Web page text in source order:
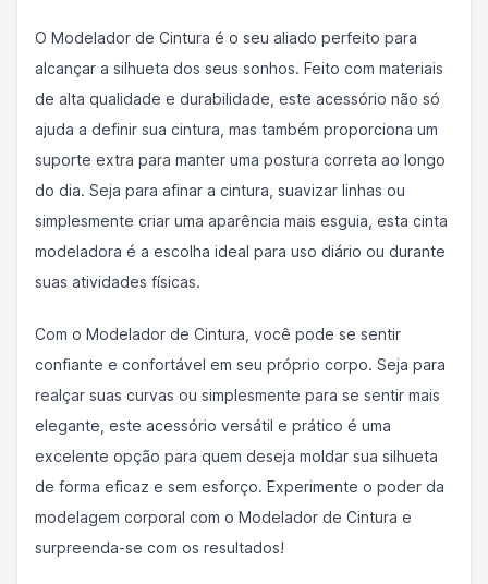
O Modelador de Cintura é o seu aliado perfeito para
alcançar a silhueta dos seus sonhos. Feito com materiais
de alta qualidade e durabilidade, este acessório não só
ajuda a definir sua cintura, mas também proporciona um
suporte extra para manter uma postura correta ao longo
do dia. Seja para afinar a cintura, suavizar linhas ou
simplesmente criar uma aparência mais esguia, esta cinta
modeladora é a escolha ideal para uso diário ou durante
suas atividades físicas.
Com o Modelador de Cintura, você pode se sentir
confiante e confortável em seu próprio corpo. Seja para
realçar suas curvas ou simplesmente para se sentir mais
elegante, este acessório versátil e prático é uma
excelente opção para quem deseja moldar sua silhueta
de forma eficaz e sem esforço. Experimente o poder da
modelagem corporal com o Modelador de Cintura e
surpreenda-se com os resultados!